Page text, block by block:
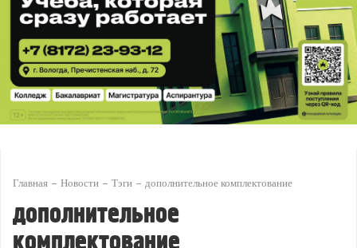
Главная Новости Тэги дополнительное комплектование
дополнительное